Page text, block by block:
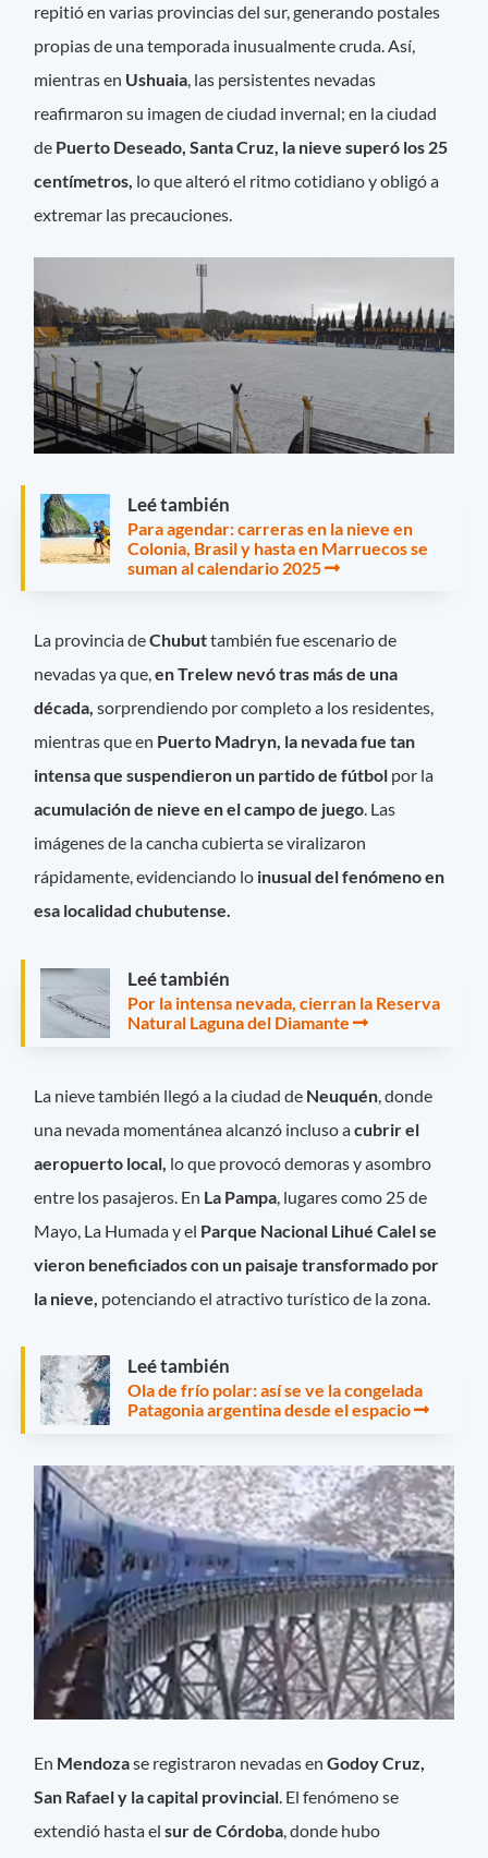
repitió en varias provincias del sur, generando postales
propias de una temporada inusualmente cruda. Así,
mientras en Ushuaia, las persistentes nevadas
reafirmaron su imagen de ciudad invernal; en la ciudad
de Puerto Deseado, Santa Cruz, la nieve superó los 25
centímetros, lo que alteró el ritmo cotidiano y obligó a
extremar las precauciones.
Leé también
Para agendar: carreras en la nieve en
Colonia, Brasil y hasta en Marruecos se
suman al calendario 2025
La provincia deChubuttambién fue escenario de
nevadas ya que,en Trelew nevó tras más de una
década, sorprendiendo por completo a los residentes,
mientras que en Puerto Madryn, la nevada fue tan
intensa que suspendieron un partido de fútbol por la
acumulación de nieve en el campo de juego. Las
imágenes de la cancha cubierta se viralizaron
rápidamente, evidenciando lo inusual del fenómeno en
esa localidad chubutense.
Leé también
Por la intensa nevada, cierran la Reserva
Natural Laguna del Diamante
La nieve también llegó a la ciudad de Neuquén, donde
una nevada momentánea alcanzó incluso acubrir el
aeropuerto local, lo que provocó demoras y asombro
entre los pasajeros. En La Pampa, lugares como 25 de
Mayo, La Humada y el Parque Nacional Lihué Calel se
vieron beneficiados con un paisaje transformado por
la nieve, potenciando el atractivo turístico de la zona.
Leé también
Ola de frío polar: así se ve la congelada
Patagonia argentina desde el espacio
En Mendozase registraron nevadas enGodoy Cruz,
San Rafael y la capital provincial. El fenómeno se
extendió hasta el sur de Córdoba, donde hubo